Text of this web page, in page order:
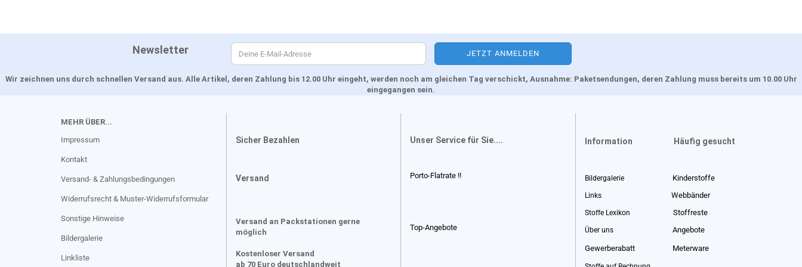
Newsletter
Wir zeichnen uns durch schnellen Versand aus. Alle Artikel, deren Zahlung bis 12.00 Uhr eingeht, werden noch am gleichen Tag verschickt, Ausnahme: Paketsendungen, deren Zahlung muss bereits um 10.00 Uhr
eingegangen sein.
MEHR ÜBER...
Impressum
Kontakt
Versand- & Zahlungsbedingungen
Widerrufsrecht & Muster-Widerrufsformular
Sonstige Hinweise
Bildergalerie
Linkliste
Sicher Bezahlen
Versand
Versand an Packstationen gerne
möglich
Kostenloser Versand
ab 70 Euro deutschlandweit
Unser Service für Sie....
Porto-Flatrate !!
Top-Angebote
Information Häufig gesucht
Bildergalerie Kinderstoffe
Links Webbänder
Stoffe Lexikon Stoffreste
Über uns Angebote
Gewerberabatt Meterware